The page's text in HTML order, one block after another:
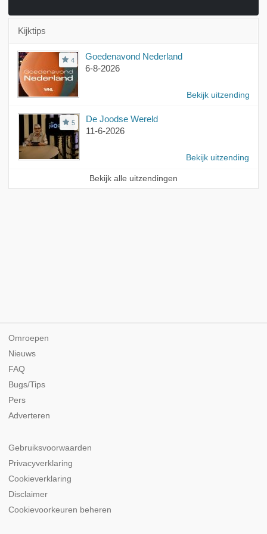
Kijktips
4
Goedenavond Nederland
6-8-2026
Bekijk uitzending
5
De Joodse Wereld
11-6-2026
Bekijk uitzending
Bekijk alle uitzendingen
Omroepen
Nieuws
FAQ
Bugs/Tips
Pers
Adverteren
Gebruiksvoorwaarden
Privacyverklaring
Cookieverklaring
Disclaimer
Cookievoorkeuren beheren